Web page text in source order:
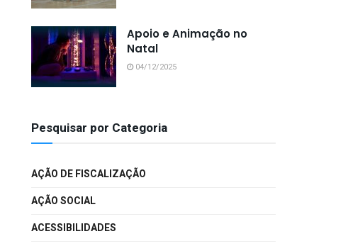
Apoio e Animação no
Natal
04/12/2025
Pesquisar por Categoria
AÇÃO DE FISCALIZAÇÃO
AÇÃO SOCIAL
ACESSIBILIDADES